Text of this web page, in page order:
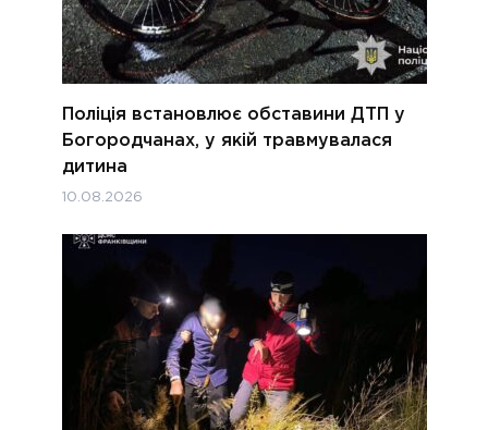
Поліція встановлює обставини ДТП у
Богородчанах, у якій травмувалася
дитина
10.08.2026